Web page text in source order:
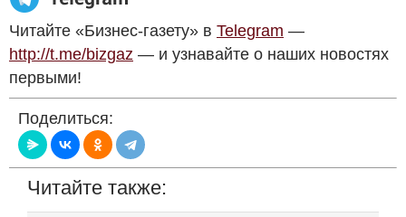
Читайте «Бизнес-газету» в Telegram —
http://t.me/bizgaz — и узнавайте о наших новостях
первыми!
Поделиться:
Читайте также: